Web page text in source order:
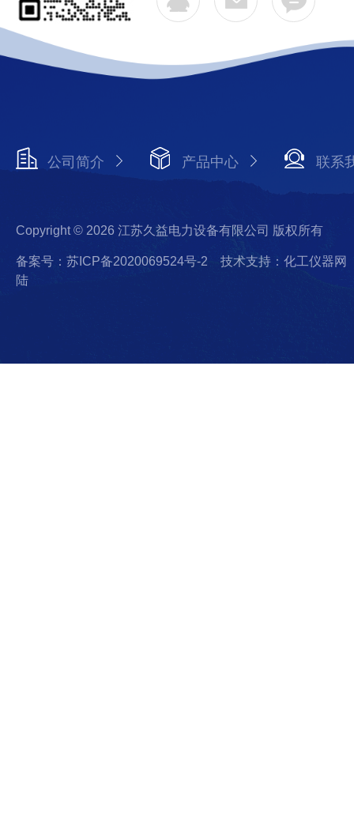
公司简介 产品中心 联系
Copyright © 2026 江苏久益电力设备有限公司 版权所有
备案号：苏ICP备2020069524号-2
技术支持：化工仪器网
陆